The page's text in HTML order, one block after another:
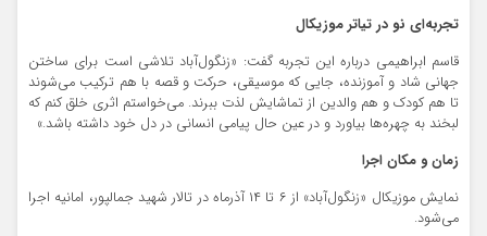
تجربه‌ای نو در تیاتر موزیکال
قاسم ابراهیمی درباره این تجربه گفت: «زنگول‌آباد تلاشی است برای ساختن
جهانی شاد و آموزنده، جایی که موسیقی، حرکت و قصه با هم ترکیب می‌شوند
تا هم کودک و هم والدین از تماشایش لذت ببرند. می‌خواستم اثری خلق کنم که
لبخند به چهره‌ها بیاورد و در عین حال پیامی انسانی در دل خود داشته باشد.»
زمان و مکان اجرا
نمایش موزیکال «زنگول‌آباد» از ۶ تا ۱۴ آذرماه در تالار شهید جمالپور، امانیه اجرا
می‌شود.